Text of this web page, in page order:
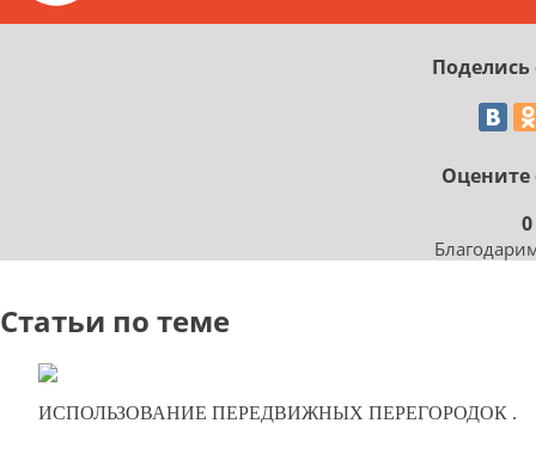
Поделись
Оцените
0
Статьи по теме
ИСПОЛЬЗОВАНИЕ ПЕРЕДВИЖНЫХ ПЕРЕГОРОДОК .